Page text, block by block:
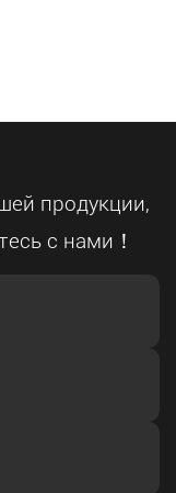
продукции,
с нами！